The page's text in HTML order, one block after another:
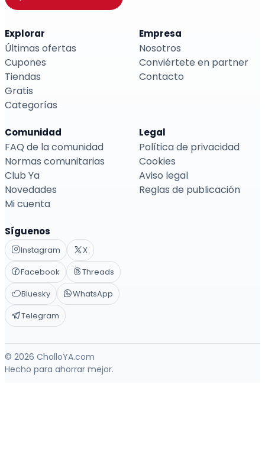
Explorar
Últimas ofertas
Cupones
Tiendas
Gratis
Categorías
Empresa
Nosotros
Conviértete en partner
Contacto
Comunidad
FAQ de la comunidad
Normas comunitarias
Club Ya
Novedades
Mi cuenta
Legal
Política de privacidad
Cookies
Aviso legal
Reglas de publicación
Síguenos
Instagram
X
Facebook
Threads
Bluesky
WhatsApp
Telegram
© 2026 CholloYA.com
Hecho para ahorrar mejor.